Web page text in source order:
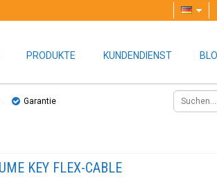
PRODUKTE KUNDENDIENST
Garantie
KEY FLEX-CABLE